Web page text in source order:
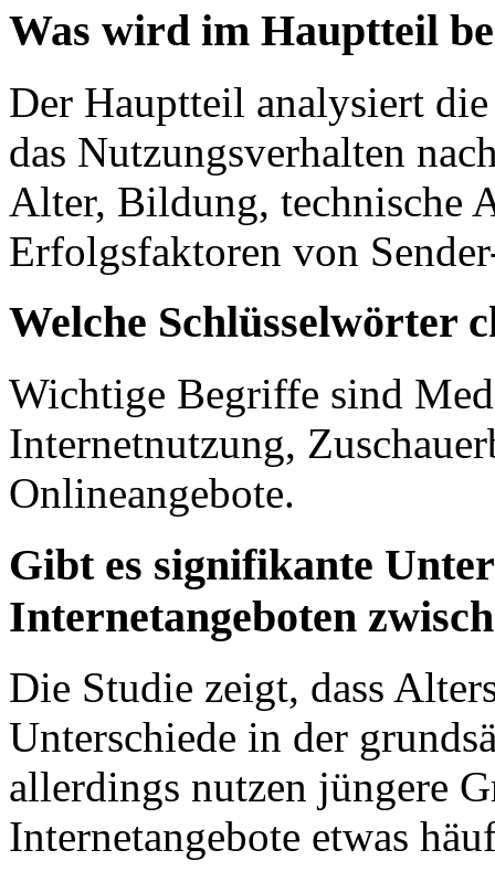
Was wird im Hauptteil
Der Hauptteil analysiert
das Nutzungsverhalten
Alter, Bildung, technische
Erfolgsfaktoren von
Welche Schlüsselwörter
Wichtige Begriffe sind
Internetnutzung,
Onlineangebote.
Gibt es signifikante
Internetangeboten
Die Studie zeigt, dass
Unterschiede in der
allerdings nutzen jüngere
Internetangebote etwas